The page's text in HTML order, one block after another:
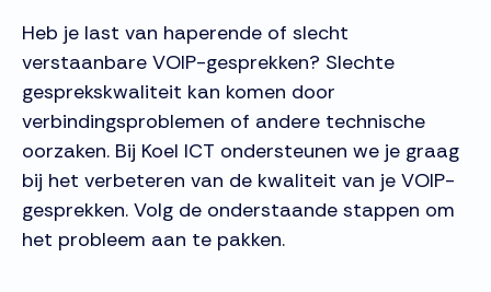
Heb je last van haperende of slecht
verstaanbare VOIP-gesprekken? Slechte
gesprekskwaliteit kan komen door
verbindingsproblemen of andere technische
oorzaken. Bij Koel ICT ondersteunen we je graag
bij het verbeteren van de kwaliteit van je VOIP-
gesprekken. Volg de onderstaande stappen om
het probleem aan te pakken.